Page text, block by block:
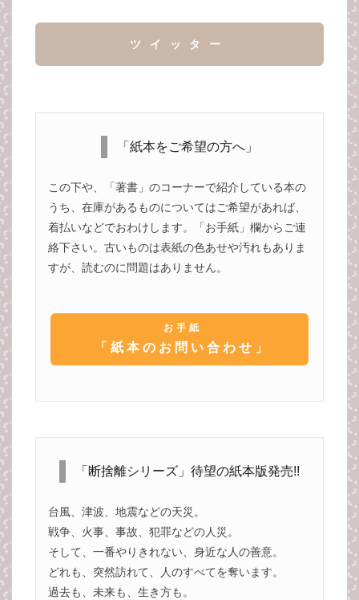
ツイッター
「紙本をご希望の方へ」
この下や、「著書」のコーナーで紹介している本の
うち、在庫があるものについてはご希望があれば、
着払いなどでおわけします。「お手紙」欄からご連
絡下さい。古いものは表紙の色あせや汚れもありま
すが、読むのに問題はありません。
お手紙
「紙本のお問い合わせ」
「断捨離シリーズ」待望の紙本版発売!!
台風、津波、地震などの天災。
戦争、火事、事故、犯罪などの人災。
そして、一番やりきれない、身近な人の善意。
どれも、突然訪れて、人のすべてを奪います。
過去も、未来も、生き方も。